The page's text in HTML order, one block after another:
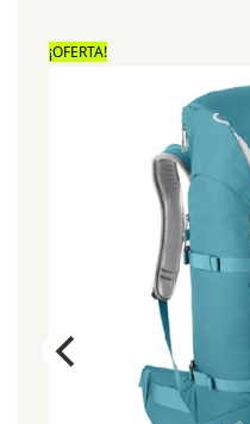
¡OFERTA!